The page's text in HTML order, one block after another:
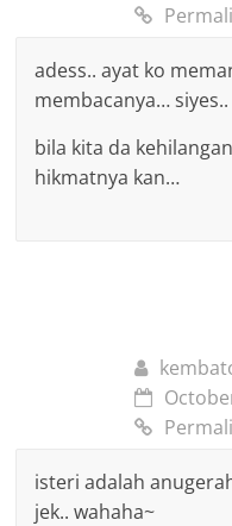
adess.. ayat ko
membacanya…
bila kita da
hikmatnya kan…
isteri adalah
jek.. wahaha~